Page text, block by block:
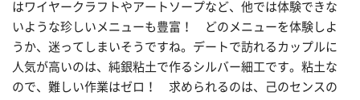
はワイヤークラフトやアートソープなど、他では体験できな
いような珍しいメニューも豊富！ どのメニューを体験しよ
うか、迷ってしまいそうですね。デートで訪れるカップルに
人気が高いのは、純銀粘土で作るシルバー細工です。粘土な
ので、難しい作業はゼロ！ 求められるのは、己のセンスの